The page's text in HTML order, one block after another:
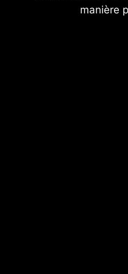
manière